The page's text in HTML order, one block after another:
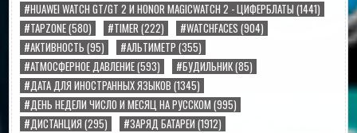
#HUAWEI WATCH GT/GT 2 И HONOR MAGICWATCH 2 - ЦИФЕРБЛАТЫ (1441)
#TAPZONE(580) #TIMER(222) #WATCHFACES (904)
#АКТИВНОСТЬ (95) #АЛЬТИМЕТР (355)
#АТМОСФЕРНОЕ ДАВЛЕНИЕ(593) #БУДИЛЬНИК(85)
#ДАТА ДЛЯ ИНОСТРАННЫХ ЯЗЫКОВ (1345)
#ДЕНЬ НЕДЕЛИ ЧИСЛО И МЕСЯЦ НА РУССКОМ (995)
#ДИСТАНЦИЯ (295) #ЗАРЯД БАТАРЕИ (1912)